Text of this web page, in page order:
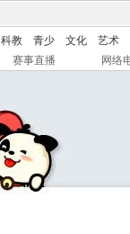
科教 青少 文化
艺术
赛事直播 网络